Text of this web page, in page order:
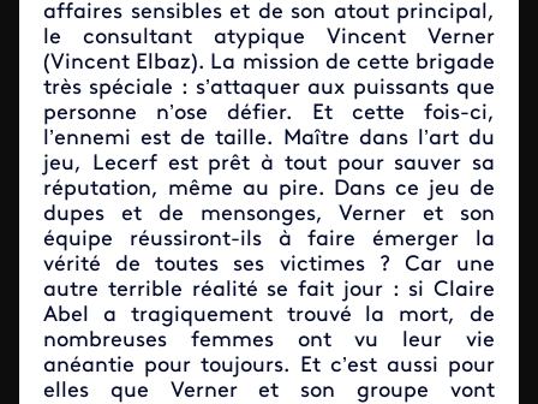
affaires sensibles et de son atout principal,
le consultant atypique Vincent Verner
(Vincent Elbaz). La mission de cette brigade
très spéciale : s’attaquer aux puissants que
personne n’ose défier. Et cette fois-ci,
l’ennemi est de taille. Maître dans l’art du
jeu, Lecerf est prêt à tout pour sauver sa
réputation, même au pire. Dans ce jeu de
dupes et de mensonges, Verner et son
équipe réussiront-ils à faire émerger la
vérité de toutes ses victimes ? Car une
autre terrible réalité se fait jour : si Claire
Abel a tragiquement trouvé la mort, de
nombreuses femmes ont vu leur vie
anéantie pour toujours. Et c’est aussi pour
elles que Verner et son groupe vont